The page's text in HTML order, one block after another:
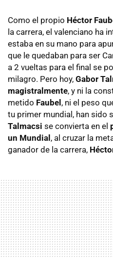
Como el propio Héctor
la carrera, el valenciano ha
estaba en su mano para
que le quedaban para ser
a 2 vueltas para el final se
milagro. Pero hoy, Gabor
magistralmente, y ni la
metido Faubel , ni el peso
tu primer mundial, han sido
Talmacsi se convierta en el
un Mundial , al cruzar la
ganador de la carrera,